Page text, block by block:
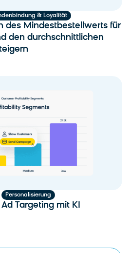
& Loyalität
des Mindestbestellwerts für
den durchschnittlichen
Personalisierung
Targeting mit KI